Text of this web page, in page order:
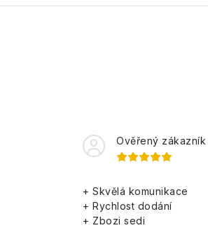
Ověřený zákazník
+ Skvělá komunikace
+ Rychlost dodání
+ Zbozi sedi